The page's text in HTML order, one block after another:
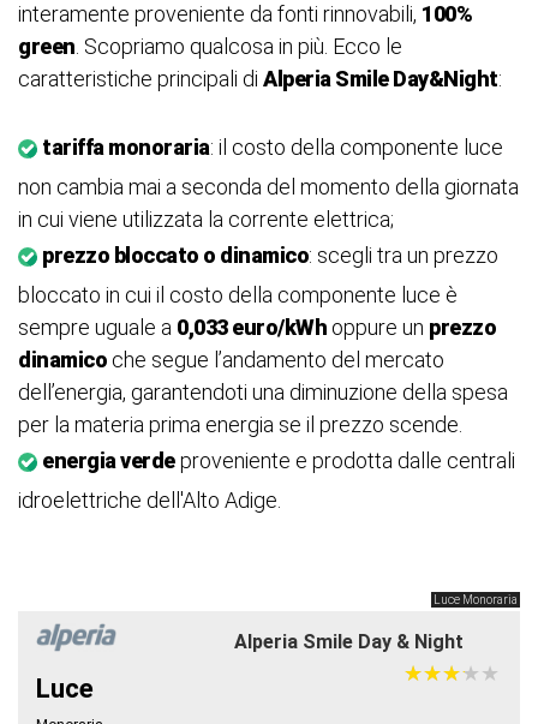
interamente proveniente da fonti rinnovabili, 100%
green. Scopriamo qualcosa in più. Ecco le
caratteristiche principali di Alperia Smile Day&Night:
tariffa monoraria: il costo della componente luce
non cambia mai a seconda del momento della giornata
in cui viene utilizzata la corrente elettrica;
prezzo bloccato o dinamico: scegli tra un prezzo
bloccato in cui il costo della componente luce è
sempre uguale a 0,033 euro/kWh oppure un prezzo
dinamico che segue l’andamento del mercato
dell’energia, garantendoti una diminuzione della spesa
per la materia prima energia se il prezzo scende.
energia verdeproveniente e prodotta dalle centrali
idroelettriche dell'Alto Adige.
Luce Monoraria
Alperia Smile Day & Night
Luce
★★★★★
★★★★★